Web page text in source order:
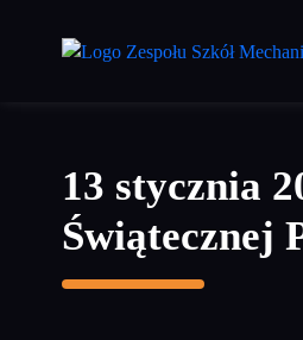
13 stycznia
Świątecznej